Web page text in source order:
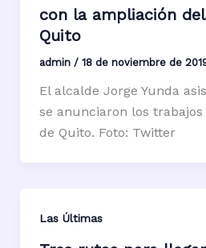
con la ampliación
Quito
admin / 18 de noviembre de
El alcalde Jorge Yunda
se anunciaron los
de Quito. Foto: Twitter
Las Últimas